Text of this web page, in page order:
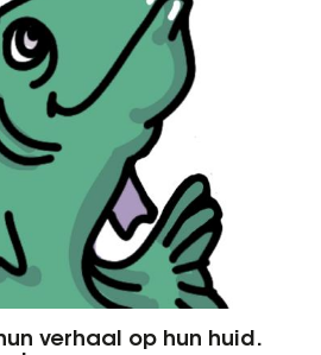
verhaal op hun huid.